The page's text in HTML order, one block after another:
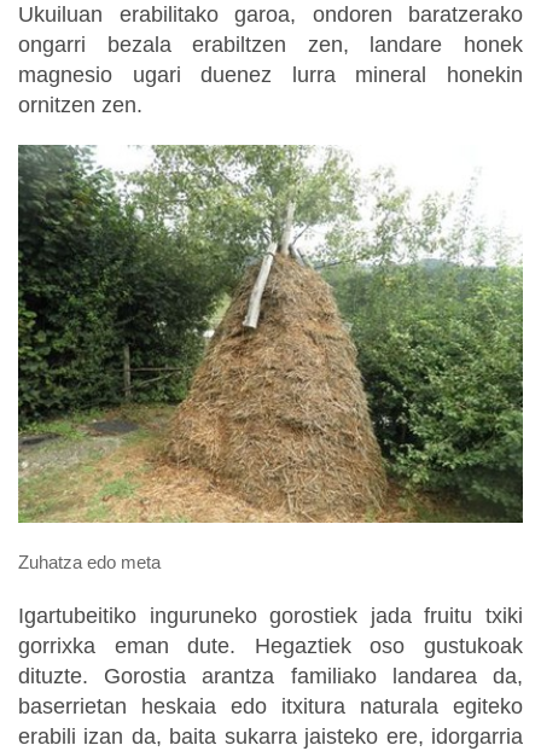
Ukuiluan erabilitako garoa, ondoren baratzerako
ongarri bezala erabiltzen zen, landare honek
magnesio ugari duenez lurra mineral honekin
ornitzen zen.
Zuhatza edo meta
Igartubeitiko inguruneko gorostiek jada fruitu txiki
gorrixka eman dute. Hegaztiek oso gustukoak
dituzte. Gorostia arantza familiako landarea da,
baserrietan heskaia edo itxitura naturala egiteko
erabili izan da, baita sukarra jaisteko ere, idorgarria